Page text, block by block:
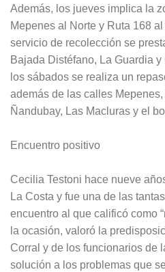
Además, los jueves implica la
Mepenes al Norte y Ruta 168 al
servicio de recolección se
Bajada Distéfano, La Guardia
los sábados se realiza un
además de las calles
Ñandubay, Las Macluras y el
Encuentro positivo
Cecilia Testoni hace nueve
La Costa y fue una de las
encuentro al que calificó como
la ocasión, valoró la
Corral y de los funcionarios de
solución a los problemas que